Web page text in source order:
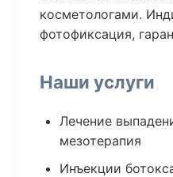
косметологами.
фотофиксация,
Наши услуги
Лечение
мезотерапия
Инъекции